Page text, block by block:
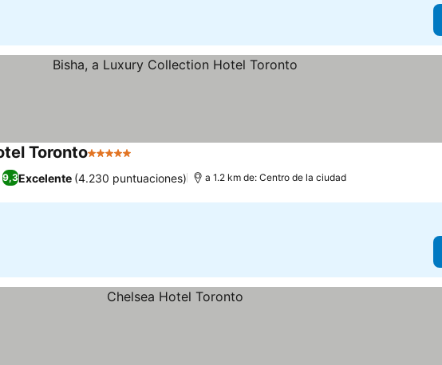
Toronto5 Estrellas
9,3Excelente (4.230 puntuaciones) a 1.2 km de: Centro de la ciudad